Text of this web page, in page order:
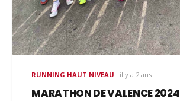
RUNNING HAUT NIVEAU il y a 2 ans
MARATHON DE VALENCE 2024